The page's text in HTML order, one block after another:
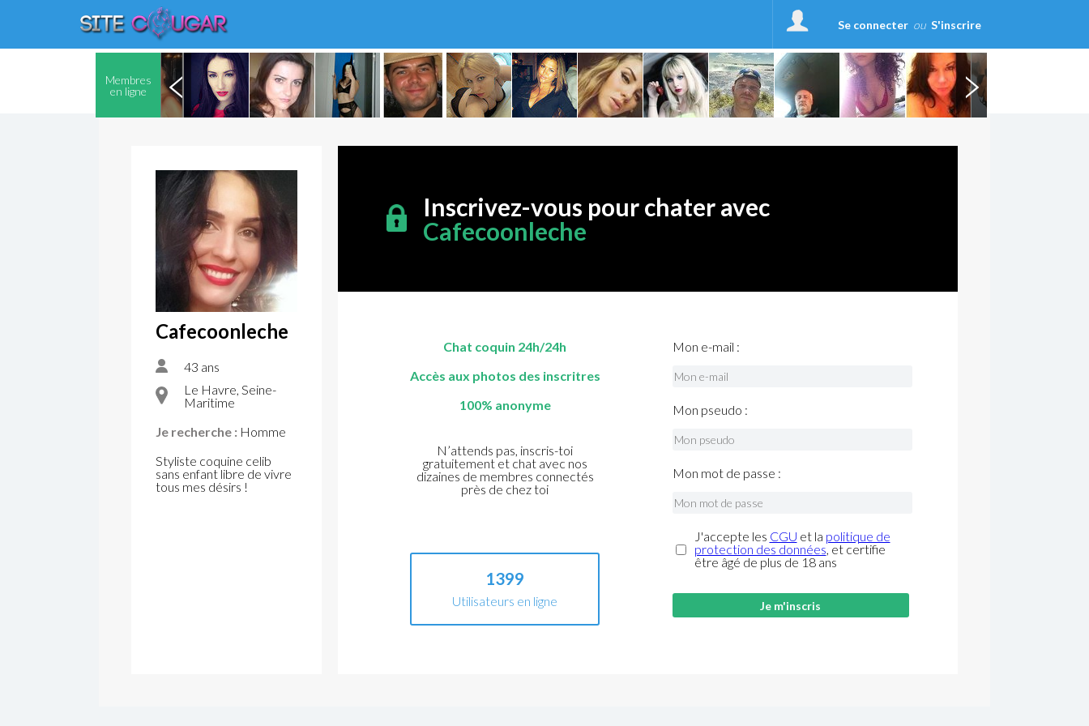
Se connecter ou S'inscrire
Membres
en ligne
Cafecoonleche
43 ans
Le Havre, Seine-
Maritime
Je recherche : Homme
Styliste coquine celib
sans enfant libre de vivre
tous mes désirs !
Inscrivez-vous pour chater avec
Cafecoonleche
Chat coquin 24h/24h
Accès aux photos des inscritres
100% anonyme
N’attends pas, inscris-toi
gratuitement et chat avec nos
dizaines de membres connectés
près de chez toi
1399
Utilisateurs en ligne
Mon e-mail :
Mon pseudo :
Mon mot de passe :
J'accepte les CGU et la politique de
protection des données, et certifie
être âgé de plus de 18 ans